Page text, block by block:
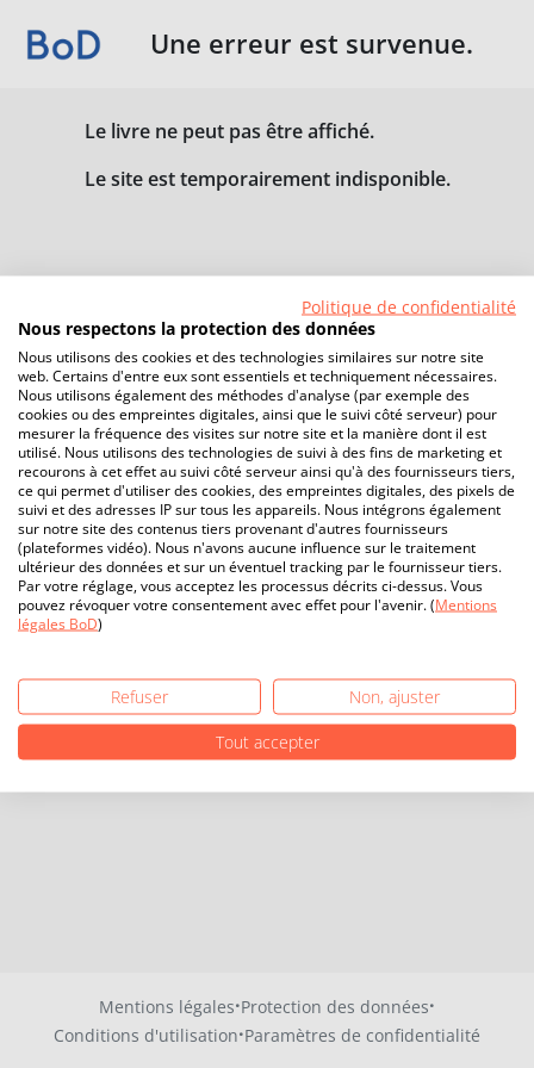
Une erreur est survenue.
Le livre ne peut pas être affiché.
Le site est temporairement indisponible.
Mentions légales·Protection des données·
Conditions d'utilisation·Paramètres de confidentialité
Politique de confidentialité
Nous respectons la protection des données
Nous utilisons des cookies et des technologies similaires sur notre site
web. Certains d'entre eux sont essentiels et techniquement nécessaires.
Nous utilisons également des méthodes d'analyse (par exemple des
cookies ou des empreintes digitales, ainsi que le suivi côté serveur) pour
mesurer la fréquence des visites sur notre site et la manière dont il est
utilisé. Nous utilisons des technologies de suivi à des fins de marketing et
recourons à cet effet au suivi côté serveur ainsi qu'à des fournisseurs tiers,
ce qui permet d'utiliser des cookies, des empreintes digitales, des pixels de
suivi et des adresses IP sur tous les appareils. Nous intégrons également
sur notre site des contenus tiers provenant d'autres fournisseurs
(plateformes vidéo). Nous n'avons aucune influence sur le traitement
ultérieur des données et sur un éventuel tracking par le fournisseur tiers.
Par votre réglage, vous acceptez les processus décrits ci-dessus. Vous
pouvez révoquer votre consentement avec effet pour l'avenir. (Mentions
légales BoD)
Refuser
Non, ajuster
Tout accepter